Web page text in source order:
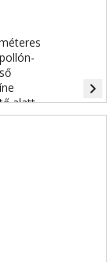
alatt
navigate_next